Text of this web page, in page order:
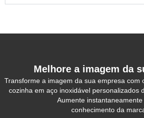
Melhore a imagem da
Transforme a imagem da sua empresa com
cozinha em aço inoxidável personalizados
Aumente instantaneamente
conhecimento da